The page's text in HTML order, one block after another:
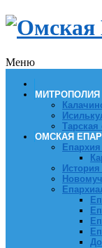
Меню
МИТРОПОЛИЯ
Тарская
ОМСКАЯ